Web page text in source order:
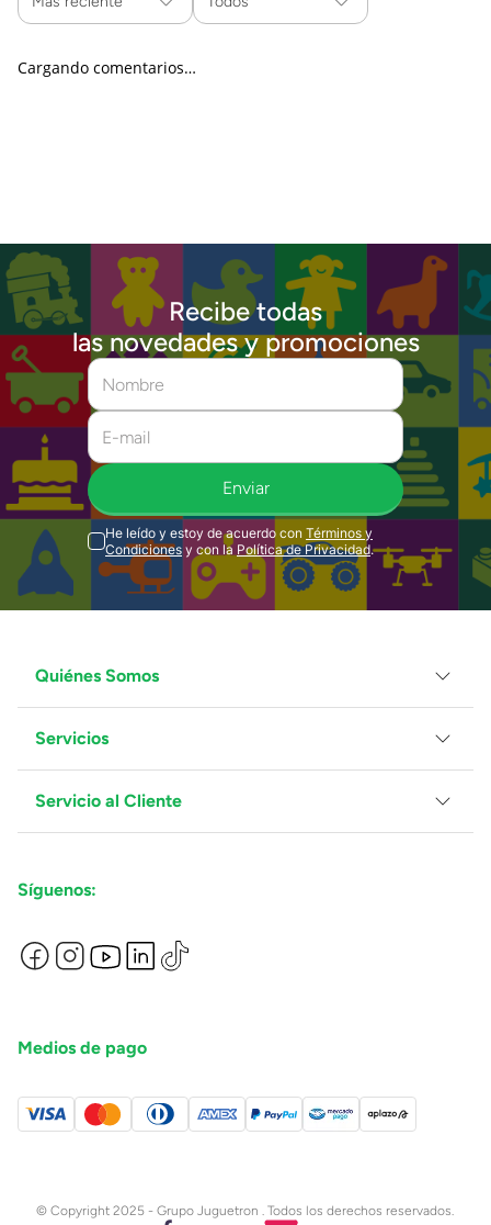
Cargando comentarios…
Recibe todas
las novedades y promociones
Enviar
He leído y estoy de acuerdo con Términos y
Condiciones y con la Política de Privacidad.
Quiénes Somos
Grupo Juguetron
Localiza tu tienda
Blog
Servicios
Facturación
Proveedores
Servicio al Cliente
Preguntas Frecuentes
Términos y Condiciones
Devoluciones de Compras en Línea
Síguenos:
Medios de pago
© Copyright 2025 - Grupo Juguetron . Todos los derechos reservados.